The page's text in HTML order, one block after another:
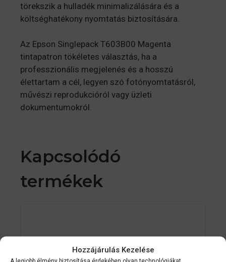
Hozzájárulás Kezelése
törekszik a hulladék minimalizálására és a
költséghatékony nyomtatás biztosítására.
Az Epson Singlepack T603B00 Magenta
tintapatron tökéletes választás, ha a
professzionális megjelenés és a hosszú
élettartam a cél, legyen szó fotónyomtatásról,
művészi reprodukcióról vagy üzleti
dokumentumokról.
Kapcsolódó
termékek